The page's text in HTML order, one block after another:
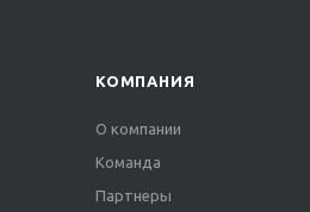
КОМПАНИЯ
О компании
Команда
Партнеры